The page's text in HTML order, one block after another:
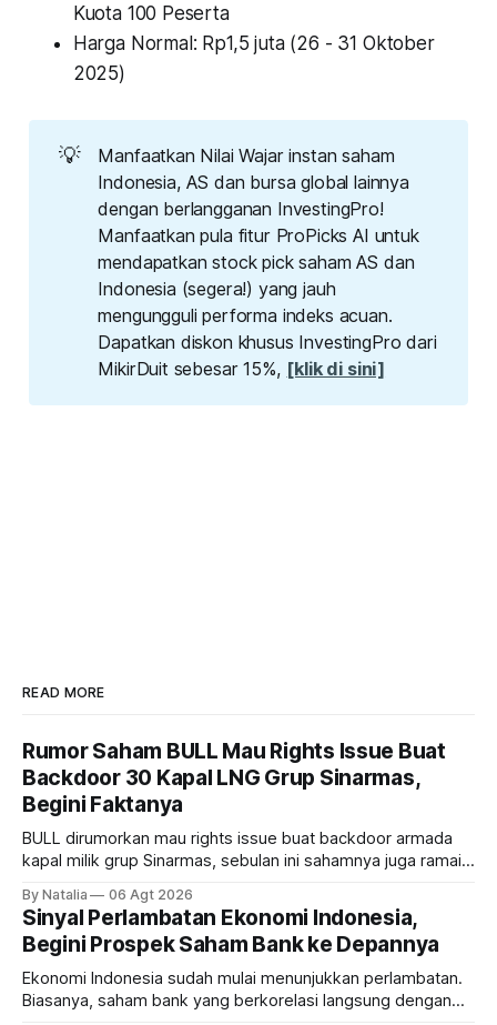
Kuota 100 Peserta
Harga Normal: Rp1,5 juta (26 - 31 Oktober
2025)
💡
Manfaatkan Nilai Wajar instan saham
Indonesia, AS dan bursa global lainnya
dengan berlangganan InvestingPro!
Manfaatkan pula fitur ProPicks AI untuk
mendapatkan stock pick saham AS dan
Indonesia (segera!) yang jauh
mengungguli performa indeks acuan.
Dapatkan diskon khusus InvestingPro dari
MikirDuit sebesar 15%, [klik di sini]
READ MORE
Rumor Saham BULL Mau Rights Issue Buat
Backdoor 30 Kapal LNG Grup Sinarmas,
Begini Faktanya
BULL dirumorkan mau rights issue buat backdoor armada
kapal milik grup Sinarmas, sebulan ini sahamnya juga ramai
masih menarik dilirik?
By Natalia 06 Agt 2026
Sinyal Perlambatan Ekonomi Indonesia,
Begini Prospek Saham Bank ke Depannya
Ekonomi Indonesia sudah mulai menunjukkan perlambatan.
Biasanya, saham bank yang berkorelasi langsung dengan